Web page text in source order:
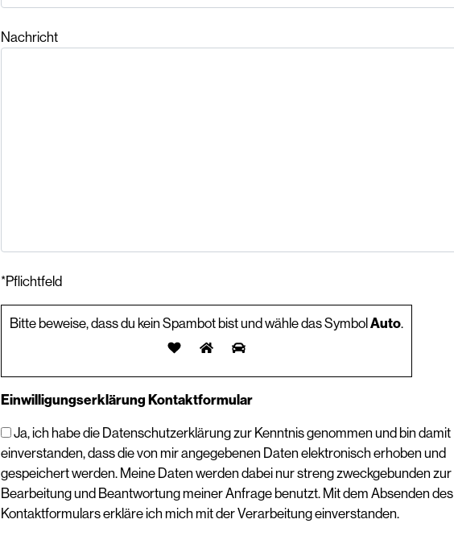
Nachricht
*Pflichtfeld
Bitte beweise, dass du kein Spambot bist und wähle das Symbol Auto.
Einwilligungserklärung Kontaktformular
Ja, ich habe die Datenschutzerklärung zur Kenntnis genommen und bin damit
einverstanden, dass die von mir angegebenen Daten elektronisch erhoben und
gespeichert werden. Meine Daten werden dabei nur streng zweckgebunden zur
Bearbeitung und Beantwortung meiner Anfrage benutzt. Mit dem Absenden des
Kontaktformulars erkläre ich mich mit der Verarbeitung einverstanden.